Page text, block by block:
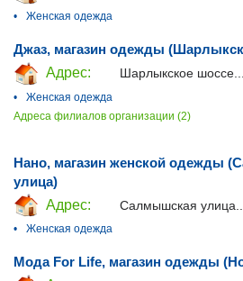
•
Женская одежда
Джаз, магазин одежды
Адрес:
Шарлыкское шоссе...
•
Женская одежда
Адреса филиалов организации (2)
Нано, магазин женской одежды
улица)
Адрес:
Салмышская улица...
•
Женская одежда
Мода For Life, магазин одежды